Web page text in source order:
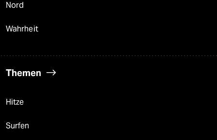
Nord
Wahrheit
Themen
Hitze
Surfen